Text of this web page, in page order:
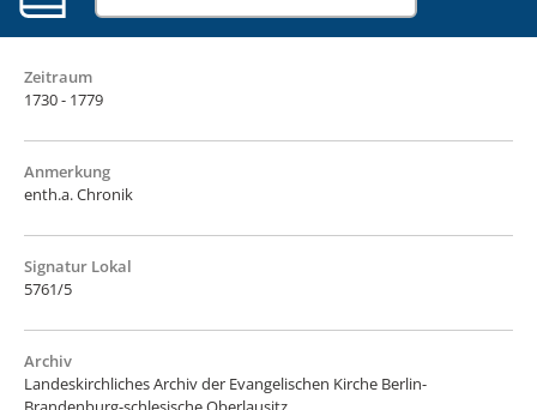
Zeitraum
1730 - 1779
Anmerkung
enth.a. Chronik
Signatur Lokal
5761/5
Archiv
Landeskirchliches Archiv der Evangelischen Kirche Berlin-